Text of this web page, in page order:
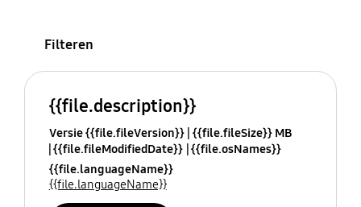
Filteren
{{file.description}}
Versie {{file.fileVersion}} {{file.fileSize}} MB
{{file.fileModifiedDate}} {{file.osNames}}
{{file.languageName}}
{{file.languageName}}